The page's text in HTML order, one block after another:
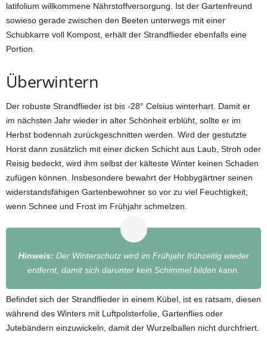
latifolium willkommene Nährstoffversorgung. Ist der Gartenfreund
sowieso gerade zwischen den Beeten unterwegs mit einer
Schubkarre voll Kompost, erhält der Strandflieder ebenfalls eine
Portion.
Überwintern
Der robuste Strandflieder ist bis -28° Celsius winterhart. Damit er
im nächsten Jahr wieder in alter Schönheit erblüht, sollte er im
Herbst bodennah zurückgeschnitten werden. Wird der gestutzte
Horst dann zusätzlich mit einer dicken Schicht aus Laub, Stroh oder
Reisig bedeckt, wird ihm selbst der kälteste Winter keinen Schaden
zufügen können. Insbesondere bewahrt der Hobbygärtner seinen
widerstandsfähigen Gartenbewohner so vor zu viel Feuchtigkeit,
wenn Schnee und Frost im Frühjahr schmelzen.
Hinweis: Der Winterschutz wird im Frühjahr frühzeitig wieder
entfernt, damit sich darunter kein Schimmel bilden kann.
Befindet sich der Strandflieder in einem Kübel, ist es ratsam, diesen
während des Winters mit Luftpolsterfolie, Gartenflies oder
Jutebändern einzuwickeln, damit der Wurzelballen nicht durchfriert.